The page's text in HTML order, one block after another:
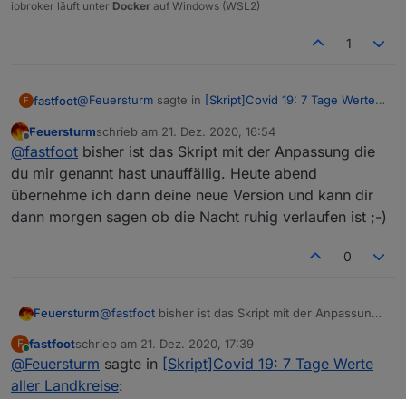
iobroker läuft unter Docker auf Windows (WSL2)
1
F fastfoot@Feuersturm sagte in [Skript]Covid 19: 7 Tage Werte
@fastfoot Danke für deine schnelle Hilfe. Es ist
bei mir aufgefallen, da durch den Javascript
Absturz meine anderen Skripte nicht mehr liefen.
Ich werde deinen Vorschlag heute mal einbauen.
meinem Screenshot markierten Datenpunkte
Die Änderung ist im ersten Beitrag eingepflegt, auch
habe ich die Ampel angepasst. Die Sortierroutine
könnte eigentlich auch raus, die neueste Version der
Die Grafik hätte ich gerne als Widget oder View
InfluxDB, so dass es sich erstmal erledigt hat :-)
Offline
Feuersturmschrieb am 21. Dez. 2020, 16:54
zuletzt editiert von
@fastfoot bisher ist das Skript mit der Anpassung die
du mir genannt hast unauffällig. Heute abend
übernehme ich dann deine neue Version und kann dir
dann morgen sagen ob die Nacht ruhig verlaufen ist ;-)
0
Feuersturm@fastfoot bisher ist das Skript mit der Anpassung
übernehme ich dann deine neue Version und kann
dir dann morgen sagen ob die Nacht ruhig
verlaufen ist ;-)
F
Online
fastfootschrieb am 21. Dez. 2020, 17:39
zuletzt editiert von
@Feuersturm sagte in [Skript]Covid 19: 7 Tage Werte
aller Landkreise: